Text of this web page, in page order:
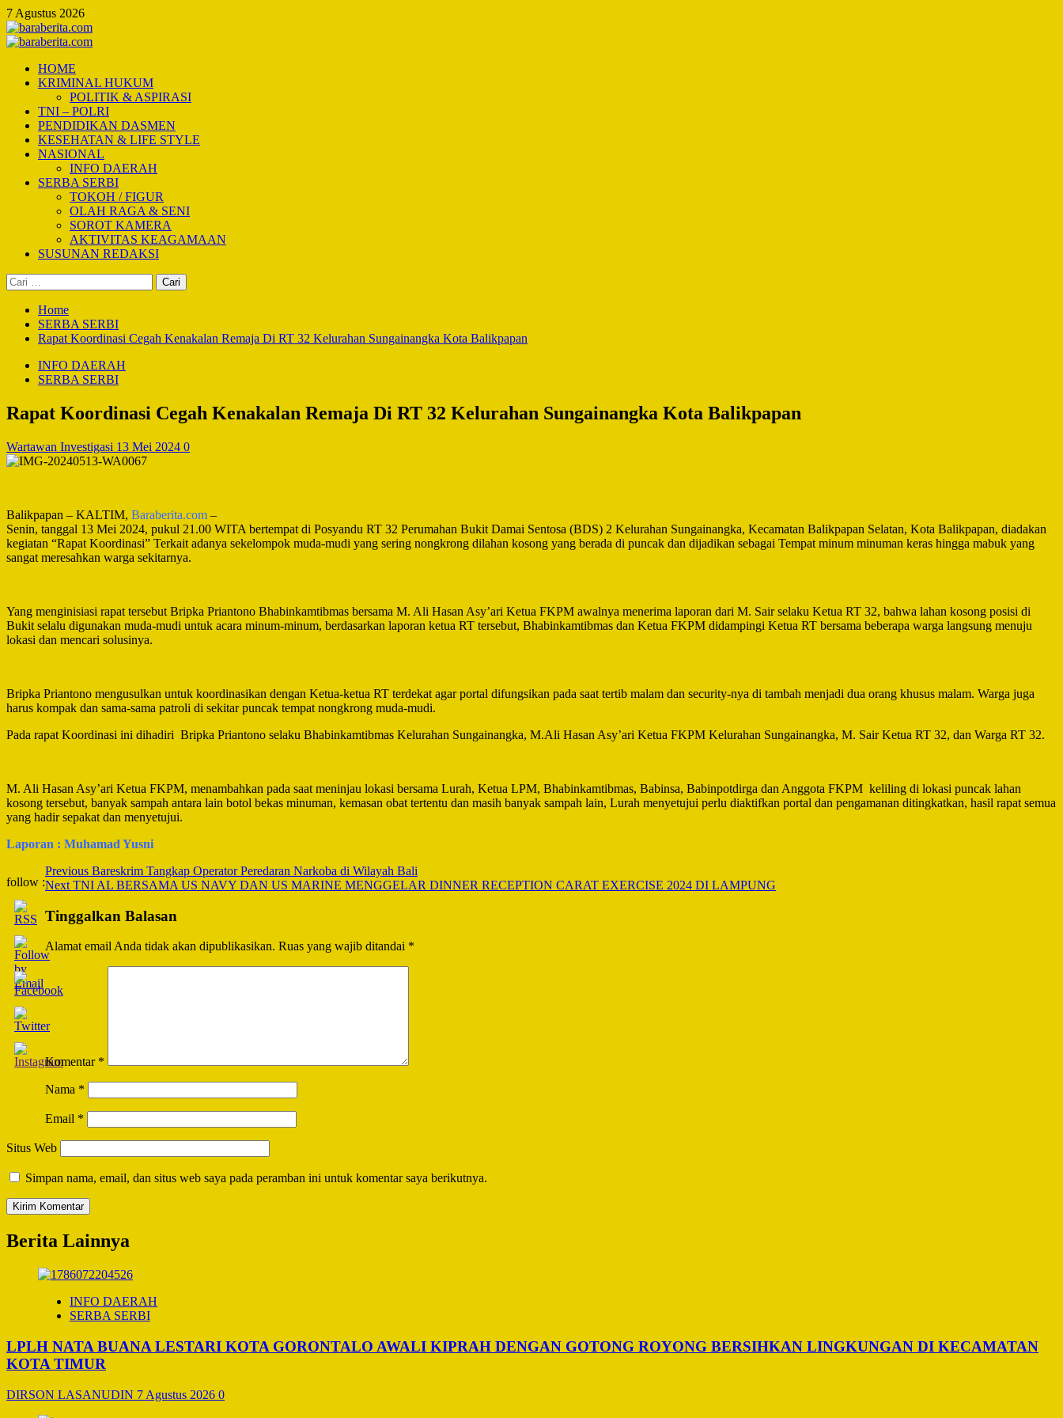
Skip
to
content
7 Agustus 2026
Primary
HOME
KRIMINAL HUKUM
POLITIK & ASPIRASI
TNI – POLRI
PENDIDIKAN DASMEN
KESEHATAN & LIFE STYLE
NASIONAL
INFO DAERAH
SERBA SERBI
TOKOH / FIGUR
OLAH RAGA & SENI
SOROT KAMERA
AKTIVITAS KEAGAMAAN
SUSUNAN REDAKSI
Cari
untuk:
Home
SERBA SERBI
Rapat Koordinasi Cegah Kenakalan Remaja Di RT 32 Kelurahan Sungainangka Kota Balikpapan
INFO DAERAH
SERBA SERBI
Rapat Koordinasi Cegah Kenakalan Remaja Di RT 32 Kelurahan Sungainangka Kota Balikpapan
Wartawan Investigasi 13 Mei 2024 0
Balikpapan – KALTIM, Baraberita.com –
Senin, tanggal 13 Mei 2024, pukul 21.00 WITA bertempat di Posyandu RT 32 Perumahan Bukit Damai Sentosa (BDS) 2 Kelurahan Sungainangka, Kecamatan Balikpapan Selatan, Kota Balikpapan, diadakan
kegiatan “Rapat Koordinasi” Terkait adanya sekelompok muda-mudi yang sering nongkrong dilahan kosong yang berada di puncak dan dijadikan sebagai Tempat minum minuman keras hingga mabuk yang
sangat meresahkan warga sekitarnya.
Yang menginisiasi rapat tersebut Bripka Priantono Bhabinkamtibmas bersama M. Ali Hasan Asy’ari Ketua FKPM awalnya menerima laporan dari M. Sair selaku Ketua RT 32, bahwa lahan kosong posisi di
Bukit selalu digunakan muda-mudi untuk acara minum-minum, berdasarkan laporan ketua RT tersebut, Bhabinkamtibmas dan Ketua FKPM didampingi Ketua RT bersama beberapa warga langsung menuju
lokasi dan mencari solusinya.
Bripka Priantono mengusulkan untuk koordinasikan dengan Ketua-ketua RT terdekat agar portal difungsikan pada saat tertib malam dan security-nya di tambah menjadi dua orang khusus malam. Warga juga
harus kompak dan sama-sama patroli di sekitar puncak tempat nongkrong muda-mudi.
Pada rapat Koordinasi ini dihadiri Bripka Priantono selaku Bhabinkamtibmas Kelurahan Sungainangka, M.Ali Hasan Asy’ari Ketua FKPM Kelurahan Sungainangka, M. Sair Ketua RT 32, dan Warga RT 32.
M. Ali Hasan Asy’ari Ketua FKPM, menambahkan pada saat meninjau lokasi bersama Lurah, Ketua LPM, Bhabinkamtibmas, Babinsa, Babinpotdirga dan Anggota FKPM keliling di lokasi puncak lahan
kosong tersebut, banyak sampah antara lain botol bekas minuman, kemasan obat tertentu dan masih banyak sampah lain, Lurah menyetujui perlu diaktifkan portal dan pengamanan ditingkatkan, hasil rapat semua
yang hadir sepakat dan menyetujui.
Laporan : Muhamad Yusni
follow :
Post
Navigation
Previous Bareskrim Tangkap Operator Peredaran Narkoba di Wilayah Bali
Next TNI AL BERSAMA US NAVY DAN US MARINE MENGGELAR DINNER RECEPTION CARAT EXERCISE 2024 DI LAMPUNG
Tinggalkan Balasan
Alamat email Anda tidak akan dipublikasikan. Ruas yang wajib ditandai *
Komentar *
Nama *
Email *
Situs Web
Simpan nama, email, dan situs web saya pada peramban ini untuk komentar saya berikutnya.
Berita Lainnya
INFO DAERAH
SERBA SERBI
LPLH NATA BUANA LESTARI KOTA GORONTALO AWALI KIPRAH DENGAN GOTONG ROYONG BERSIHKAN LINGKUNGAN DI KECAMATAN
KOTA TIMUR
DIRSON LASANUDIN 7 Agustus 2026 0